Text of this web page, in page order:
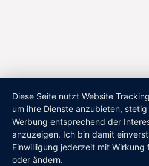
Diese Seite nutzt Website
um ihre Dienste anzubieten,
Werbung entsprechend der
anzuzeigen. Ich bin damit
Einwilligung jederzeit mit
oder ändern.